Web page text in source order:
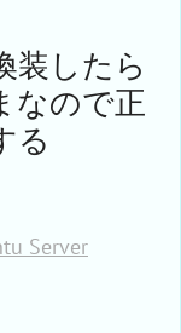
装したら
なので正
る
Server